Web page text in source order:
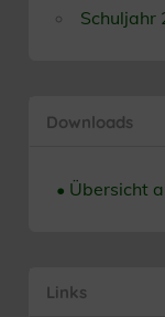
Schuljahr
Downloads
• Übersicht
Links